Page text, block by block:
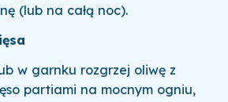
(lub na całą noc).
w garnku rozgrzej oliwę z
partiami na mocnym ogniu,